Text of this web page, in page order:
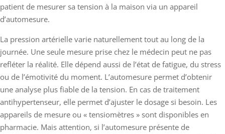
patient de mesurer sa tension à la maison via un appareil
d’automesure.
La pression artérielle varie naturellement tout au long de la
journée. Une seule mesure prise chez le médecin peut ne pas
refléter la réalité. Elle dépend aussi de l’état de fatigue, du stress
ou de l’émotivité du moment. L’automesure permet d’obtenir
une analyse plus fiable de la tension. En cas de traitement
antihypertenseur, elle permet d’ajuster le dosage si besoin. Les
appareils de mesure ou « tensiomètres » sont disponibles en
pharmacie. Mais attention, si l’automesure présente de